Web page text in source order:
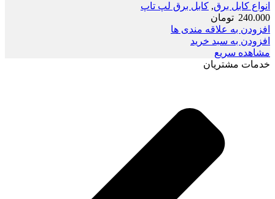
انواع کابل برق, کابل برق لپ تاپ
240.000 تومان
افزودن به علاقه مندی ها
افزودن به سبد خرید
مشاهده سریع
خدمات مشتریان